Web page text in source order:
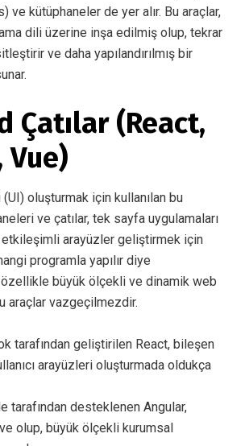
ve kütüphaneler de yer alır. Bu araçlar,
dili üzerine inşa edilmiş olup, tekrar
ve daha yapılandırılmış bir
Çatılar (React,
Vue)
(UI) oluşturmak için kullanılan bu
ve çatılar, tek sayfa uygulamaları
etkileşimli arayüzler geliştirmek için
programla yapılır diye
büyük ölçekli ve dinamik web
araçlar vazgeçilmezdir.
tarafından geliştirilen React, bileşen
arayüzleri oluşturmada oldukça
tarafından desteklenen Angular,
olup, büyük ölçekli kurumsal